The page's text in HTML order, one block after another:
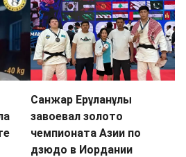
Санжар Ерұланұлы
завоевал золото
чемпионата Азии по
дзюдо в Иордании